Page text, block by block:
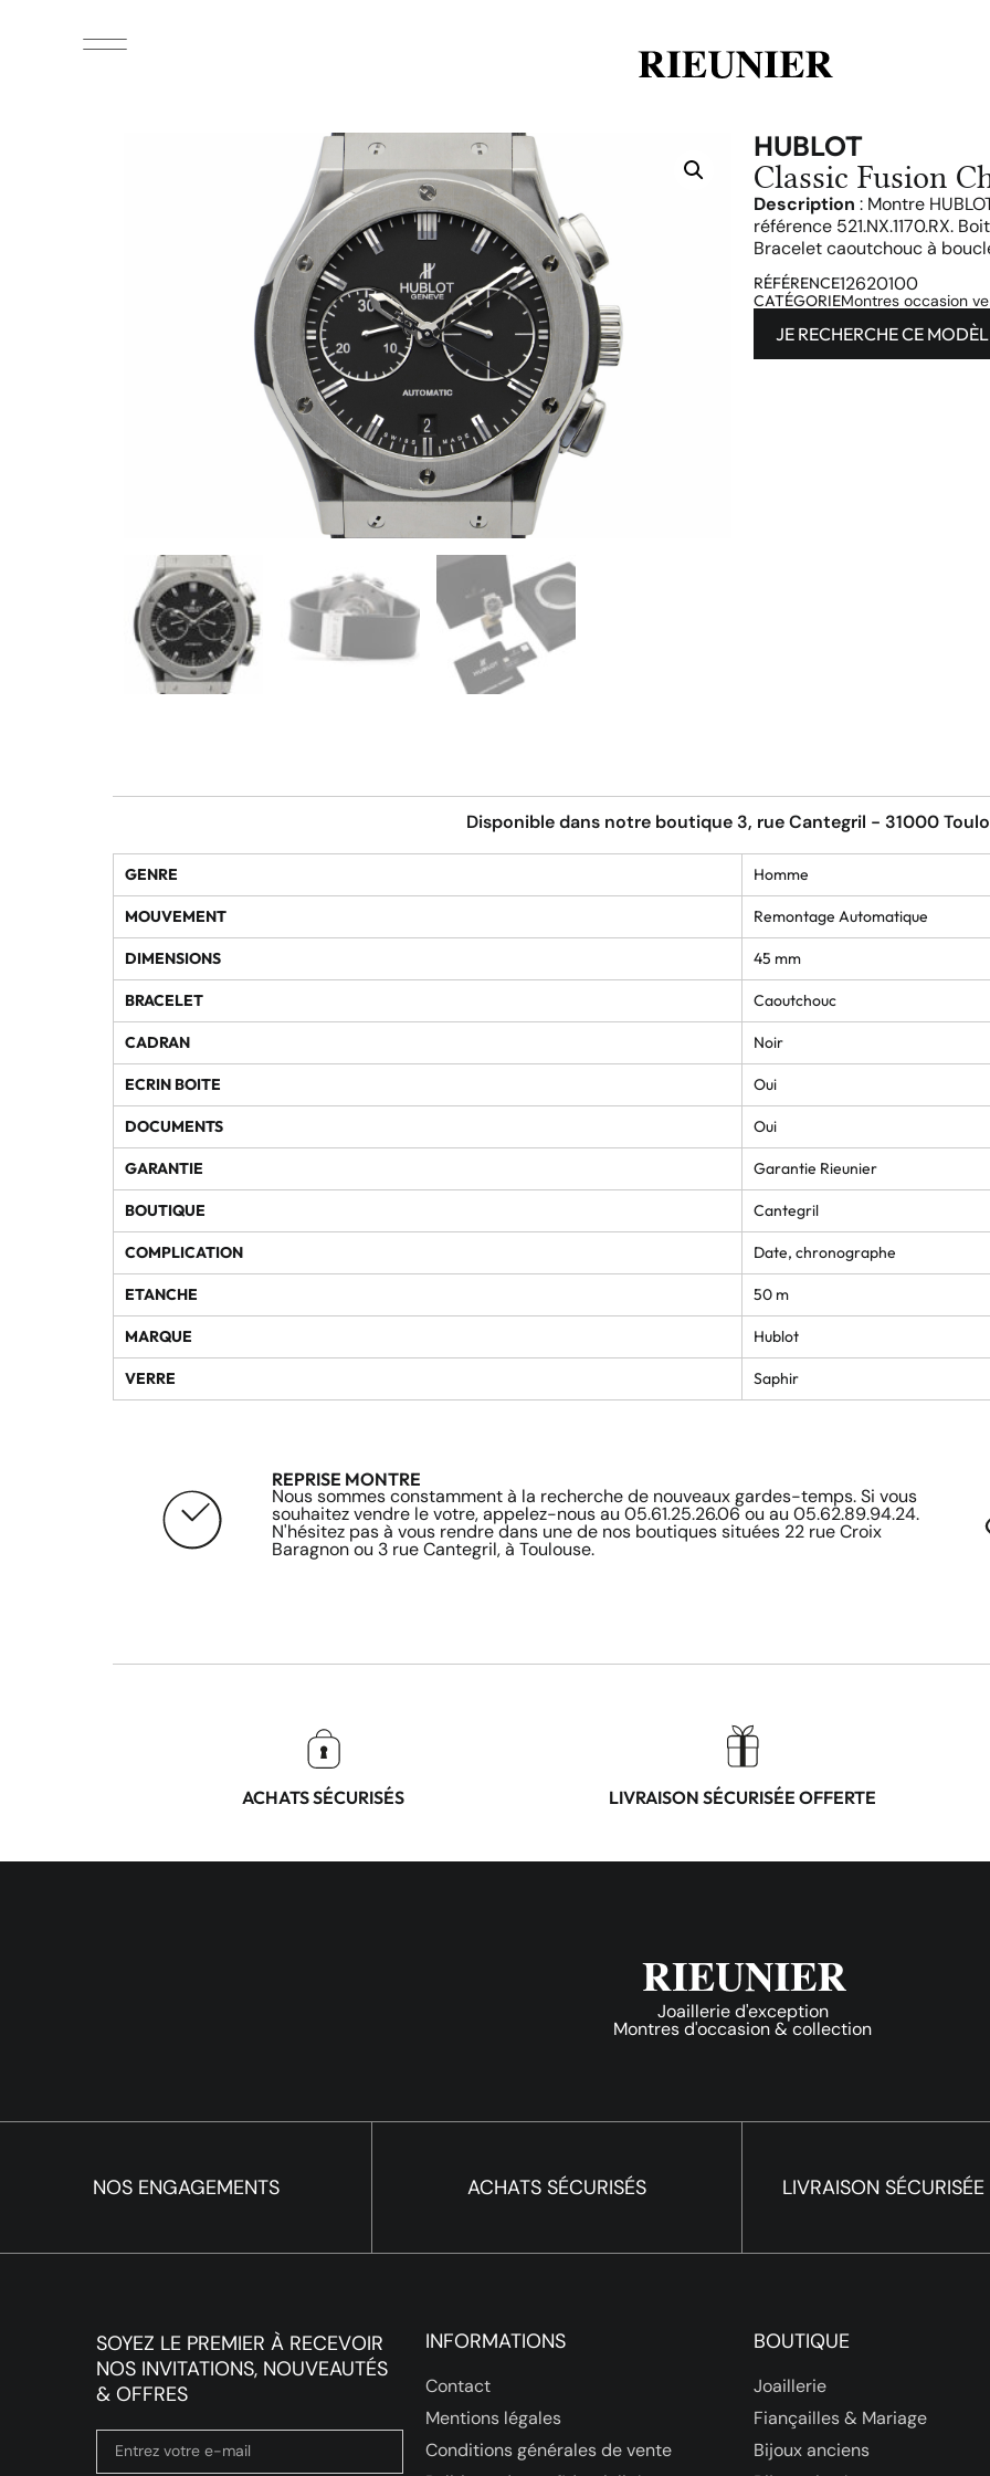
HUBLOT
Classic Fusion
Description : Montre
référence 521.NX.1170.RX.
Bracelet caoutchouc à
RÉFÉRENCE12620100
CATÉGORIEMontres occasion
JE RECHERCHE CE
Disponible dans notre boutique 3, rue Cantegril - 31000
GENRE Homme
MOUVEMENT Remontage Automatique
DIMENSIONS 45 mm
BRACELET Caoutchouc
CADRAN Noir
ECRIN BOITE Oui
DOCUMENTS Oui
GARANTIE Garantie Rieunier
BOUTIQUE Cantegril
COMPLICATION Date, chronographe
ETANCHE 50 m
MARQUE Hublot
VERRE Saphir
REPRISE MONTRE
Nous sommes constamment à la recherche de nouveaux gardes-temps. Si vous
souhaitez vendre le votre, appelez-nous au 05.61.25.26.06 ou au 05.62.89.94.24.
N'hésitez pas à vous rendre dans une de nos boutiques situées 22 rue Croix
Baragnon ou 3 rue Cantegril, à Toulouse.
ACHATS SÉCURISÉS LIVRAISON SÉCURISÉE OFFERTE
Joaillerie d'exception
Montres d'occasion & collection
NOS ENGAGEMENTS ACHATS SÉCURISÉS LIVRAISON
SOYEZ LE PREMIER À RECEVOIR
NOS INVITATIONS, NOUVEAUTÉS
& OFFRES
INFORMATIONS
Contact
Mentions légales
Conditions générales de vente
BOUTIQUE
Joaillerie
Fiançailles & Mariage
Bijoux anciens